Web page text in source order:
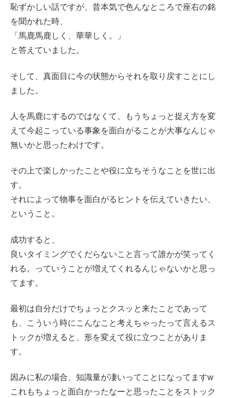
恥ずかしい話ですが、昔本気で色んなところで座右の銘
を聞かれた時、
「馬鹿馬鹿しく、華華しく。」
と答えていました。
そして、真面目に今の状態からそれを取り戻すことにし
ました。
人を馬鹿にするのではなくて、もうちょっと捉え方を変
えて今起こっている事象を面白がることが大事なんじゃ
無いかと思ったわけです。
その上で楽しかったことや役に立ちそうなことを世に出
す。
それによって物事を面白がるヒントを伝えていきたい、
ということ。
成功すると、
良いタイミングでくだらないこと言って誰かが笑ってく
れる。っていうことが増えてくれるんじゃないかと思っ
てます。
最初は自分だけでちょっとクスッと来たことであって
も、こういう時にこんなこと考えちゃったって言えるス
トックが増えると、形を変えて役に立つことがありま
す。
因みに私の場合、知識量が凄いってことになってますw
これもちょっと面白かったなーと思ったことをストック